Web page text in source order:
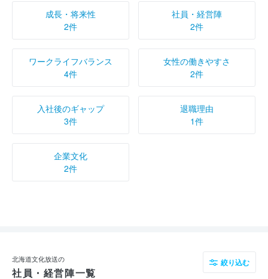
成長・将来性
2件
社員・経営陣
2件
ワークライフバランス
4件
女性の働きやすさ
2件
入社後のギャップ
3件
退職理由
1件
企業文化
2件
北海道文化放送の
社員・経営陣一覧
絞り込む